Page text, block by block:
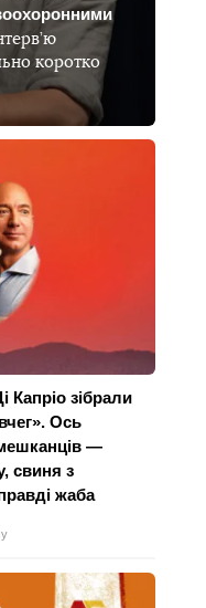
коротко
зібрали
Ось
—
свиня з
жаба